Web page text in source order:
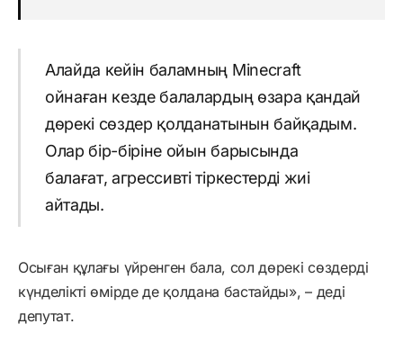
Алайда кейін баламның Minecraft
ойнаған кезде балалардың өзара қандай
дөрекі сөздер қолданатынын байқадым.
Олар бір-біріне ойын барысында
балағат, агрессивті тіркестерді жиі
айтады.
Осыған құлағы үйренген бала, сол дөрекі сөздерді
күнделікті өмірде де қолдана бастайды», – деді
депутат.